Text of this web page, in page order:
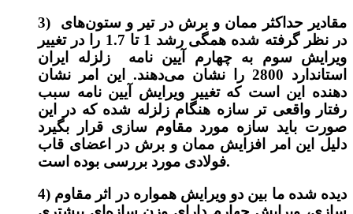
3)‌ مقادیر حداکثر ممان و برش در تیر و ستون‌های
در نظر گرفته شده همگی رشد 1 تا 1.7 را در تغییر
ویرایش سوم به چهارم آیین نامه زلزله ایران
استاندارد 2800 را نشان می‌دهند. این امر نشان
دهنده این است که تغییر ویرایش آیین نامه سبب
رفتار واقعی تر سازه هنگام زلزله شده که در این
صورت باید سازه مورد مقاوم سازی قرار بگیرد
دلیل این امر افزایش ممان و برش در اعضای قاب
فولادی مورد بررسی بوده است.
4) دیده شده ما بین دو ویرایش همواره در اثر مقاوم